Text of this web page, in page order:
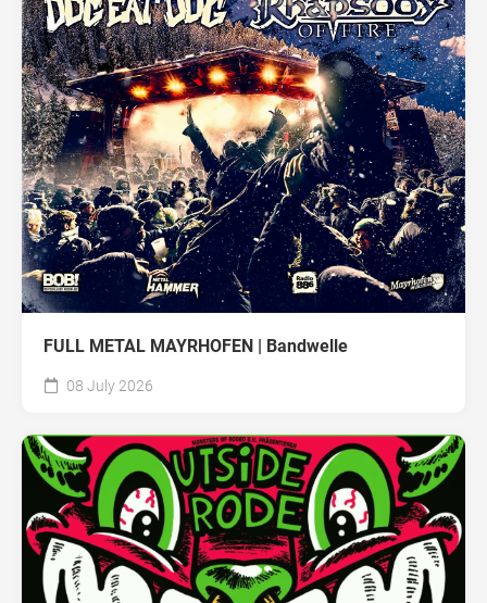
FULL METAL MAYRHOFEN | Bandwelle
08 July 2026